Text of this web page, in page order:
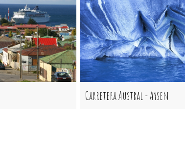
Carretera Austral - Aysen